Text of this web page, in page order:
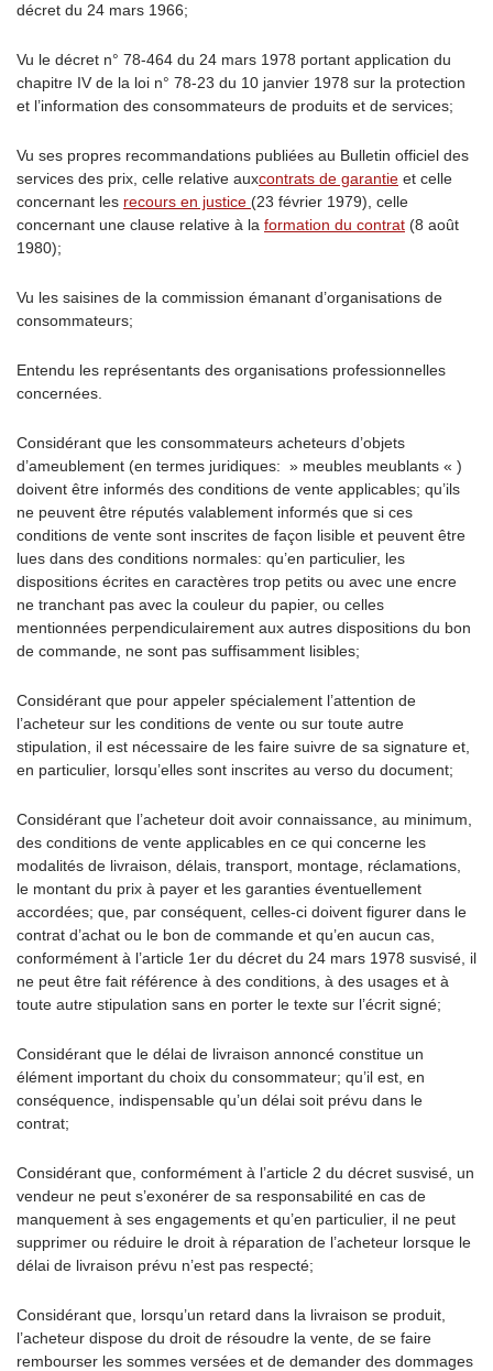
décret du 24 mars 1966;
Vu le décret n° 78-464 du 24 mars 1978 portant application du
chapitre IV de la loi n° 78-23 du 10 janvier 1978 sur la protection
et l’information des consommateurs de produits et de services;
Vu ses propres recommandations publiées au Bulletin officiel des
services des prix, celle relative auxcontrats de garantie et celle
concernant les recours en justice (23 février 1979), celle
concernant une clause relative à la formation du contrat (8 août
1980);
Vu les saisines de la commission émanant d’organisations de
consommateurs;
Entendu les représentants des organisations professionnelles
concernées.
Considérant que les consommateurs acheteurs d’objets
d’ameublement (en termes juridiques: » meubles meublants « )
doivent être informés des conditions de vente applicables; qu’ils
ne peuvent être réputés valablement informés que si ces
conditions de vente sont inscrites de façon lisible et peuvent être
lues dans des conditions normales: qu’en particulier, les
dispositions écrites en caractères trop petits ou avec une encre
ne tranchant pas avec la couleur du papier, ou celles
mentionnées perpendiculairement aux autres dispositions du bon
de commande, ne sont pas suffisamment lisibles;
Considérant que pour appeler spécialement l’attention de
l’acheteur sur les conditions de vente ou sur toute autre
stipulation, il est nécessaire de les faire suivre de sa signature et,
en particulier, lorsqu’elles sont inscrites au verso du document;
Considérant que l’acheteur doit avoir connaissance, au minimum,
des conditions de vente applicables en ce qui concerne les
modalités de livraison, délais, transport, montage, réclamations,
le montant du prix à payer et les garanties éventuellement
accordées; que, par conséquent, celles-ci doivent figurer dans le
contrat d’achat ou le bon de commande et qu’en aucun cas,
conformément à l’article 1er du décret du 24 mars 1978 susvisé, il
ne peut être fait référence à des conditions, à des usages et à
toute autre stipulation sans en porter le texte sur l’écrit signé;
Considérant que le délai de livraison annoncé constitue un
élément important du choix du consommateur; qu’il est, en
conséquence, indispensable qu’un délai soit prévu dans le
contrat;
Considérant que, conformément à l’article 2 du décret susvisé, un
vendeur ne peut s’exonérer de sa responsabilité en cas de
manquement à ses engagements et qu’en particulier, il ne peut
supprimer ou réduire le droit à réparation de l’acheteur lorsque le
délai de livraison prévu n’est pas respecté;
Considérant que, lorsqu’un retard dans la livraison se produit,
l’acheteur dispose du droit de résoudre la vente, de se faire
rembourser les sommes versées et de demander des dommages